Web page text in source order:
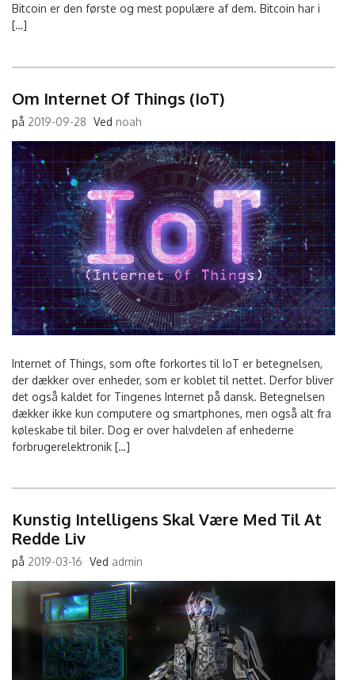
Bitcoin er den første og mest populære af dem. Bitcoin har i
[…]
Om Internet Of Things (IoT)
på 2019-09-28 Ved noah
Internet of Things, som ofte forkortes til IoT er betegnelsen,
der dækker over enheder, som er koblet til nettet. Derfor bliver
det også kaldet for Tingenes Internet på dansk. Betegnelsen
dækker ikke kun computere og smartphones, men også alt fra
køleskabe til biler. Dog er over halvdelen af enhederne
forbrugerelektronik […]
Kunstig Intelligens Skal Være Med Til At
Redde Liv
på 2019-03-16 Ved admin